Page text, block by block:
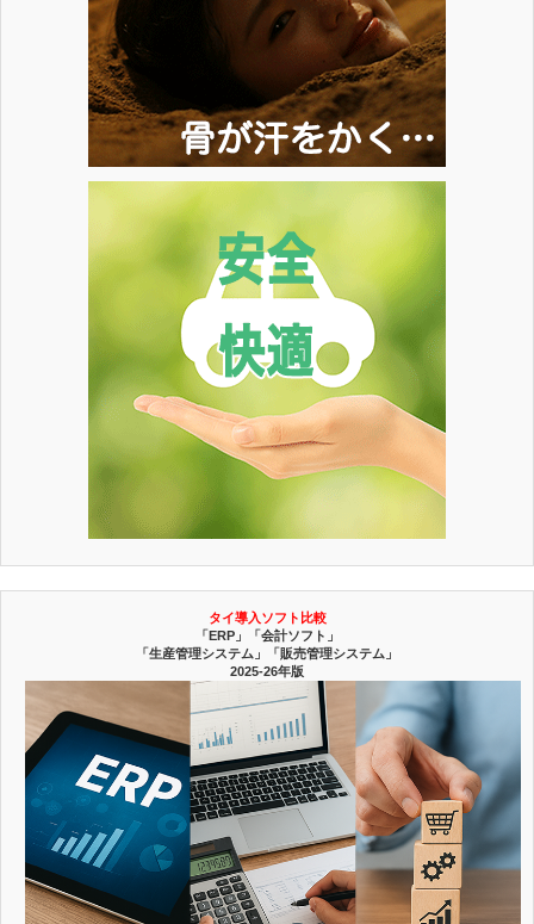
タイ導入ソフト比較
「ERP」「会計ソフト」
「生産管理システム」「販売管理システム」
2025-26年版